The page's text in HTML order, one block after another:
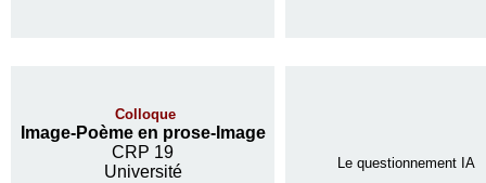
Colloque
Image-Poème en prose-Image
CRP 19
Université
Le questionnement IA